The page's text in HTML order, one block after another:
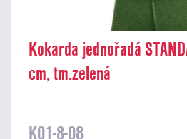
Kokarda jednořadá
cm, tm.zelená
K01-8-08